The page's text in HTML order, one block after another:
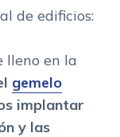
de edificios:
lleno en la
gemelo
implantar
y las